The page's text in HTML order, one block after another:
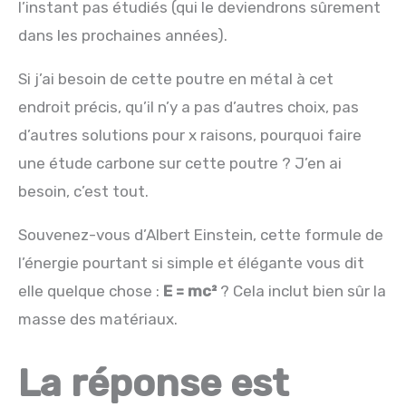
l’instant pas étudiés (qui le deviendrons sûrement
dans les prochaines années).
Si j’ai besoin de cette poutre en métal à cet
endroit précis, qu’il n’y a pas d’autres choix, pas
d’autres solutions pour x raisons, pourquoi faire
une étude carbone sur cette poutre ? J’en ai
besoin, c’est tout.
Souvenez-vous d’Albert Einstein, cette formule de
l’énergie pourtant si simple et élégante vous dit
elle quelque chose : E = mc² ? Cela inclut bien sûr la
masse des matériaux.
La réponse est